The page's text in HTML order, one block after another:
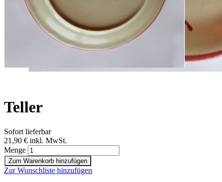
Zum Anfang der Bildergalerie springen
Teller
Sofort lieferbar
21,90 € inkl. MwSt.
Menge
Zum Warenkorb hinzufügen
Zur Wunschliste hinzufügen